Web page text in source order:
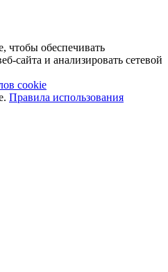
чтобы обеспечивать
сайта и анализировать сетевой
cookie
Правила использования